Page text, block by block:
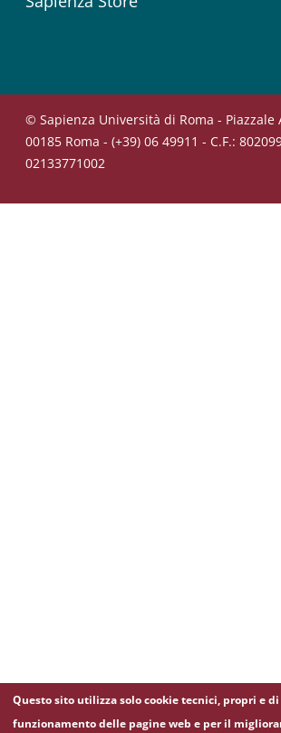
© Sapienza Università di Roma - Piazzale
00185 Roma - (+39) 06 49911 - C.F.:
02133771002
Questo sito utilizza solo cookie tecnici, propri e
funzionamento delle pagine web e per il